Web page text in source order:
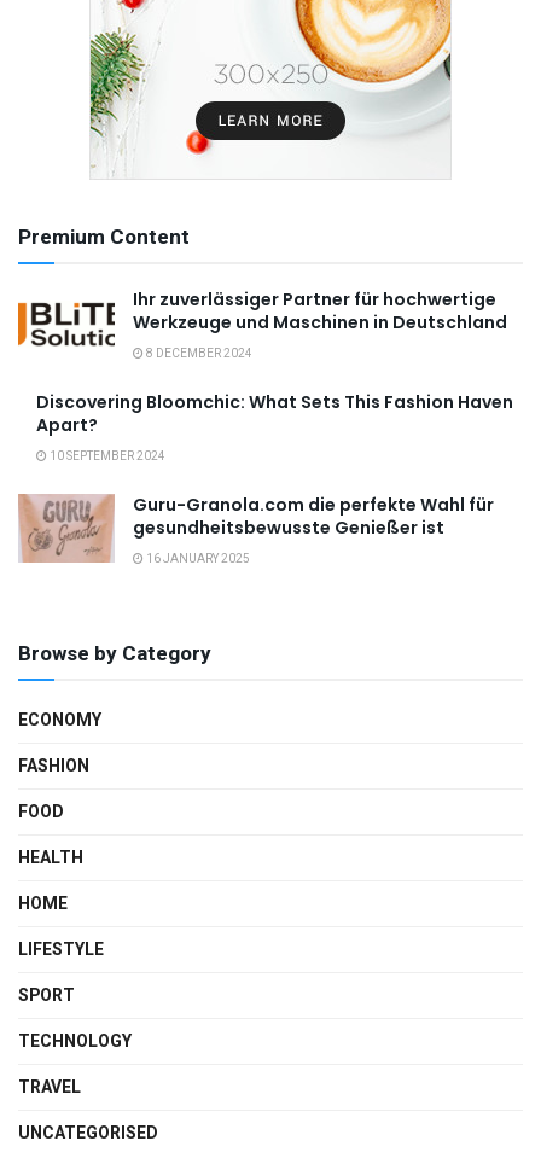
Premium Content
Ihr zuverlässiger Partner für hochwertige
Werkzeuge und Maschinen in Deutschland
8 DECEMBER 2024
Discovering Bloomchic: What Sets This Fashion Haven
Apart?
10 SEPTEMBER 2024
Guru-Granola.com die perfekte Wahl für
gesundheitsbewusste Genießer ist
16 JANUARY 2025
Browse by Category
ECONOMY
FASHION
FOOD
HEALTH
HOME
LIFESTYLE
SPORT
TECHNOLOGY
TRAVEL
UNCATEGORISED